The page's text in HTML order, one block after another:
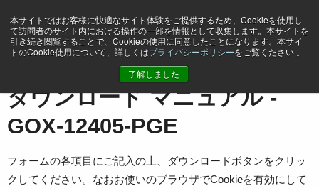
本サイトではお客様に快適なサイト体験をご提供するため、Cookieを使用し
て訪問者のサイト内における操作の一部を情報として収集します。本サイトを
引き続き閲覧することで、Cookieの使用に同意したことになります。本サイ
トのCookie使用について、詳しくはプライバシーポリシーをご覧ください 。
了解しました
マニュアル - GOX-12405-PGE
ダウンロード マニュアル -
GOX-12405-PGE
フォームの各項目にご記入の上、ダウンロードボタンをクリッ
クしてください。なおお使いのブラウザでCookieを有効にして